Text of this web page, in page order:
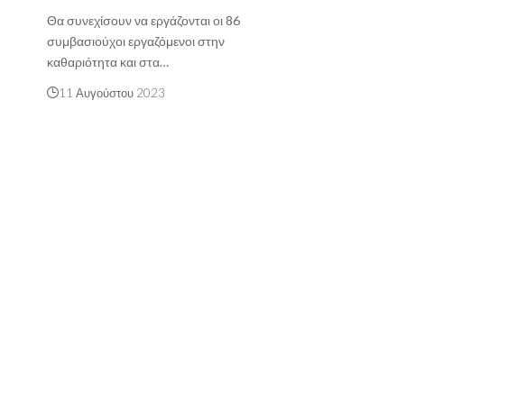
Θα συνεχίσουν να εργάζονται οι 86
συμβασιούχοι εργαζόμενοι στην
καθαριότητα και στα…
11 Αυγούστου 2023